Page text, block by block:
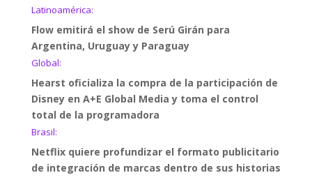
Latinoamérica:
Flow emitirá el show de Serú Girán para
Argentina, Uruguay y Paraguay
Global:
Hearst oficializa la compra de la participación de
Disney en A+E Global Media y toma el control
total de la programadora
Brasil:
Netflix quiere profundizar el formato publicitario
de integración de marcas dentro de sus historias